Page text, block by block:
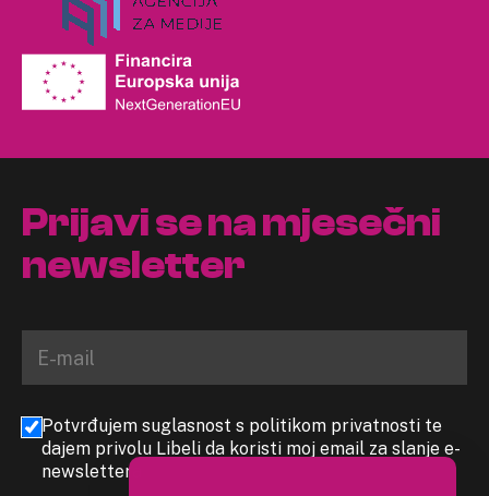
Prijavi se na mjesečni
newsletter
Potvrđujem suglasnost s politikom privatnosti te
dajem privolu Libeli da koristi moj email za slanje e-
newslettera